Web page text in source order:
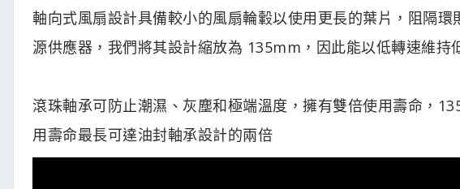
軸向式風扇設計具備較小的風扇輪轂以使用更長的葉片，阻隔
源供應器，我們將其設計縮放為 135mm，因此能以低轉速維持
滾珠軸承可防止潮濕、灰塵和極端溫度，擁有雙倍使用壽命，
用壽命最長可達油封軸承設計的兩倍